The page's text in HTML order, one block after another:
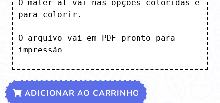
O material vai nas opções coloridas e
para colorir.
O arquivo vai em PDF pronto para
impressão.
ADICIONAR AO CARRINHO